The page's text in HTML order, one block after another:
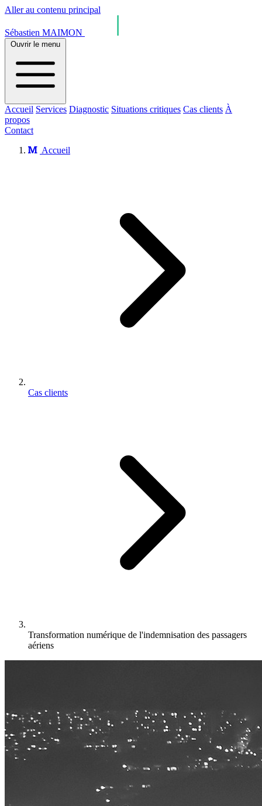
Aller au contenu principal
Sébastien MAIMON
Ouvrir le menu
Accueil Services Diagnostic Situations critiques Cas clients À
propos
Contact
Accueil
Cas clients
Transformation numérique de l'indemnisation des passagers
aériens